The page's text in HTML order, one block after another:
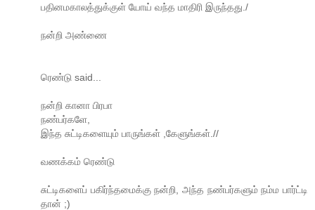
பதினமகாலத்துக்குள் யோய் வந்த மாதிரி இருந்தது./
நன்றி அண்ணை
ரெண்டு said...
நன்றி கானா பிரபா
நண்பர்களே,
இந்த சுட்டிகளையும் பாருங்கள் ,கேளுங்கள்.//
வணக்கம் ரெண்டு
சுட்டிகளைப் பகிர்ந்தமைக்கு நன்றி, அந்த நண்பர்களும் நம்ம பார்ட்டி
தான் ;)